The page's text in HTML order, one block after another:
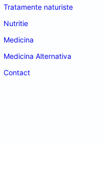
Tratamente naturiste
Nutritie
Medicina
Medicina Alternativa
Contact